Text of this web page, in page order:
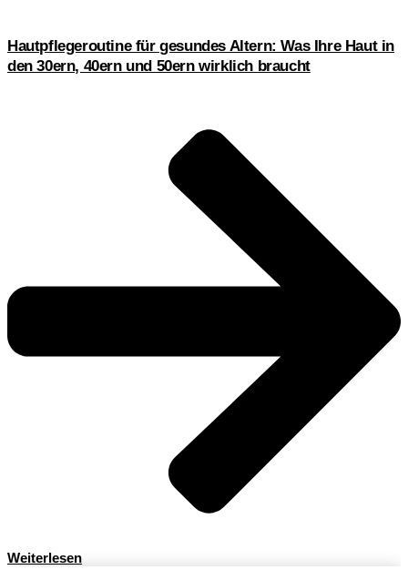
Hautpflegeroutine für gesundes Altern: Was Ihre Haut in
den 30ern, 40ern und 50ern wirklich braucht
Weiterlesen